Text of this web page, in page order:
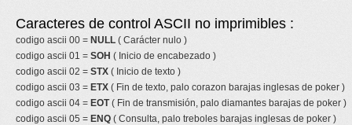
Caracteres de control ASCII no imprimibles :
codigo ascii 00 = NULL ( Carácter nulo )
codigo ascii 01 = SOH ( Inicio de encabezado )
codigo ascii 02 = STX ( Inicio de texto )
codigo ascii 03 = ETX ( Fin de texto, palo corazon barajas inglesas de poker )
codigo ascii 04 = EOT( Fin de transmisión, palo diamantes barajas de poker )
codigo ascii 05 = ENQ ( Consulta, palo treboles barajas inglesas de poker )